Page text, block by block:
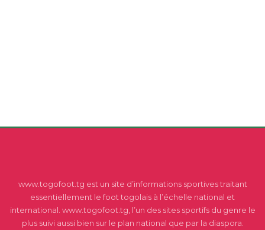
www.togofoot.tg est un site d’informations sportives traitant
essentiellement le foot togolais à l’échelle national et
international. www.togofoot.tg, l’un des sites sportifs du genre le
plus suivi aussi bien sur le plan national que par la diaspora.